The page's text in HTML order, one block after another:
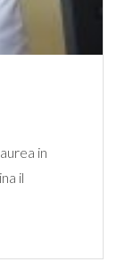
in
il